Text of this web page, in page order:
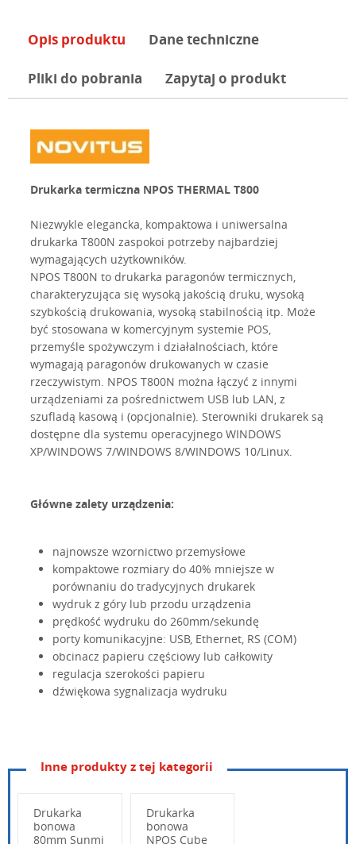
Opis produktu Dane techniczne
Pliki do pobrania Zapytaj o produkt
Drukarka termiczna NPOS THERMAL T800
Niezwykle elegancka, kompaktowa i uniwersalna
drukarka T800N zaspokoi potrzeby najbardziej
wymagających użytkowników.
NPOS T800N to drukarka paragonów termicznych,
charakteryzująca się wysoką jakością druku, wysoką
szybkością drukowania, wysoką stabilnością itp. Może
być stosowana w komercyjnym systemie POS,
przemyśle spożywczym i działalnościach, które
wymagają paragonów drukowanych w czasie
rzeczywistym. NPOS T800N można łączyć z innymi
urządzeniami za pośrednictwem USB lub LAN, z
szufladą kasową i (opcjonalnie). Sterowniki drukarek są
dostępne dla systemu operacyjnego WINDOWS
XP/WINDOWS 7/WINDOWS 8/WINDOWS 10/Linux.
Główne zalety urządzenia:
najnowsze wzornictwo przemysłowe
kompaktowe rozmiary do 40% mniejsze w
porównaniu do tradycyjnych drukarek
wydruk z góry lub przodu urządzenia
prędkość wydruku do 260mm/sekundę
porty komunikacyjne: USB, Ethernet, RS (COM)
obcinacz papieru częściowy lub całkowity
regulacja szerokości papieru
dźwiękowa sygnalizacja wydruku
Metoda druku:
Rozdzielczość:
Inne produkty z tej kategorii
Drukarka
bonowa
80mm Sunmi
Drukarka
bonowa
NPOS Cube